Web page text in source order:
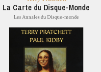
La Carte du Disque-Monde
Les Annales du Disque-monde